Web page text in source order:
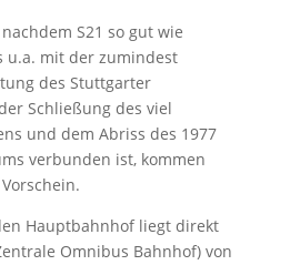
S21 so gut wie
u.a. mit der zumindest
des Stuttgarter
Schließung des viel
und dem Abriss des 1977
verbunden ist, kommen
Hauptbahnhof liegt direkt
Omnibus Bahnhof) von